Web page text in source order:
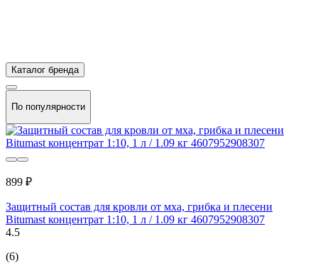
Каталог бренда
По популярности
899 ₽
Защитный состав для кровли от мха, грибка и плесени
Bitumast концентрат 1:10, 1 л / 1.09 кг 4607952908307
4.5
(6)